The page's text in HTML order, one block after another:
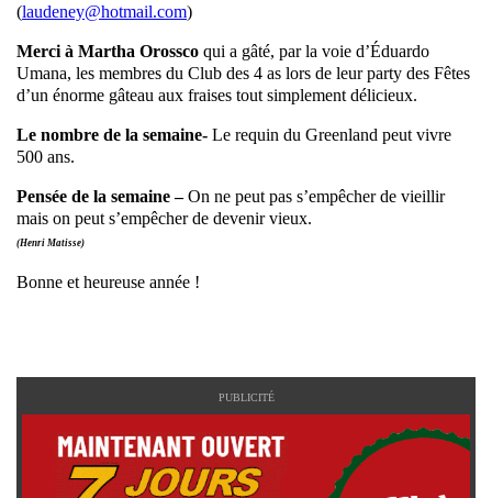
(laudeney@hotmail.com)
Merci à Martha Orossco qui a gâté, par la voie d’Éduardo
Umana, les membres du Club des 4 as lors de leur party des Fêtes
d’un énorme gâteau aux fraises tout simplement délicieux.
Le nombre de la semaine- Le requin du Greenland peut vivre
500 ans.
Pensée de la semaine –On ne peut pas s’empêcher de vieillir
mais on peut s’empêcher de devenir vieux.
(Henri Matisse)
Bonne et heureuse année !
PUBLICITÉ